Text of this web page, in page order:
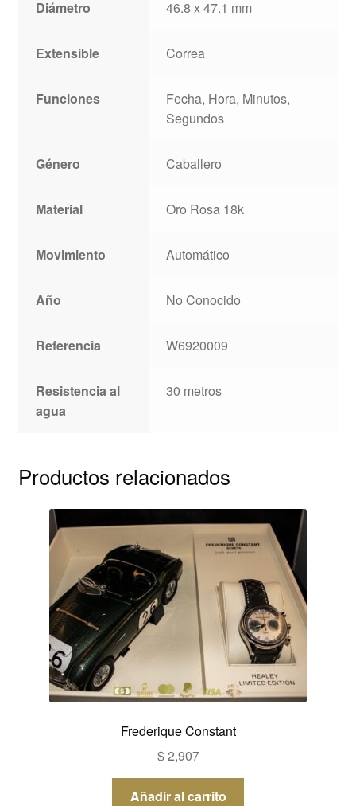
Diámetro 46.8 x 47.1 mm
Extensible Correa
Funciones
Fecha, Hora, Minutos,
Segundos
Género Caballero
Material Oro Rosa 18k
Movimiento Automático
Año No Conocido
Referencia W6920009
Resistencia al
agua
30 metros
Productos relacionados
Frederique Constant
$2,907
Añadir al carrito